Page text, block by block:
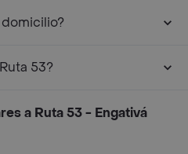
53?
a Ruta 53 - Engativá